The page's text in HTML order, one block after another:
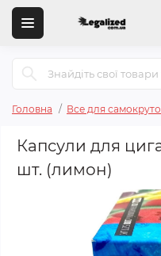
Головна Все для
Капсули для
шт. (лимон)